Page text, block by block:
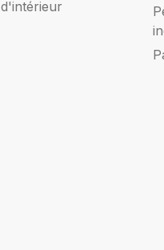
d'intérieur